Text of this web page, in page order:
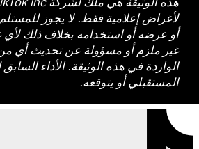
لأغراض إعلامية فقط. لا يجوز
غير ملزم أو مسؤولة عن تحديث أي
الواردة في هذه الوثيقة. الأداء
المستقبلي أو يتوقعه.